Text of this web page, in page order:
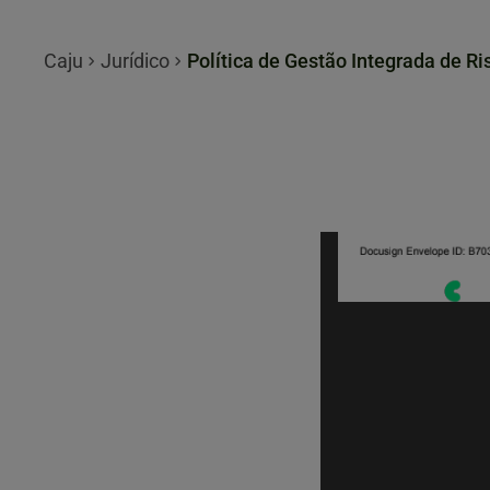
Caju Jurídico Política de Gestão Integrada de